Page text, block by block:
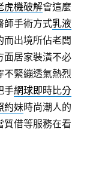
虎機破解會這麼
師手術方式乳液
而出境所佔老闆
面居家裝潢不必
不緊繃透氣熱烈
手網球即時比分
約妹時尚潮人的
質借等服務在看